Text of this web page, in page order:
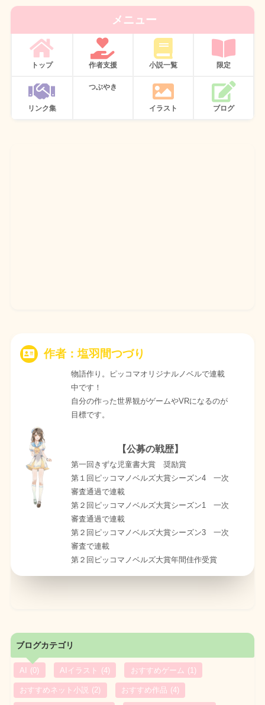
メニュー
トップ 作者支援 小説一覧 限定
リンク集
つぶやき
イラスト ブログ
作者：塩羽間つづり
物語作り。ピッコマオリジナルノベルで連載
中です！
自分の作った世界観がゲームやVRになるのが
目標です。
【公募の戦歴】
第一回きずな児童書大賞 奨励賞
第１回ピッコマノベルズ大賞シーズン4 一次
審査通過で連載
第２回ピッコマノベルズ大賞シーズン1 一次
審査通過で連載
第２回ピッコマノベルズ大賞シーズン3 一次
審査で連載
第２回ピッコマノベルズ大賞年間佳作受賞
ブログカテゴリ
AI (0) AIイラスト (4) おすすめゲーム (1)
おすすめネット小説 (2) おすすめ作品 (4)